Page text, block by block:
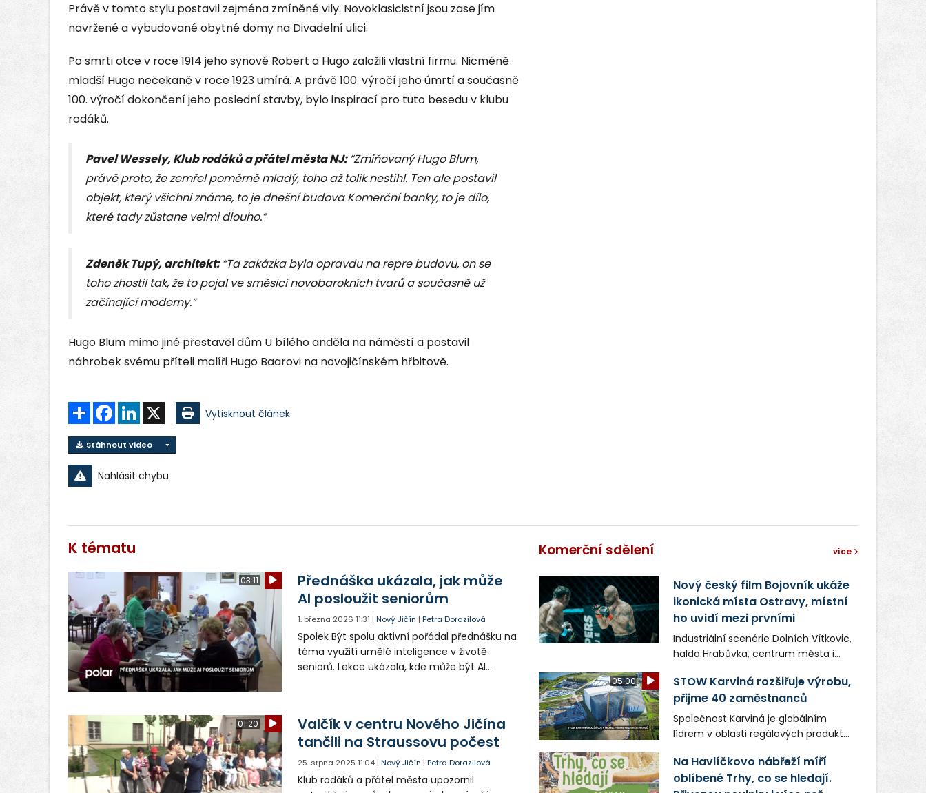
Právě v tomto stylu postavil zejména zmíněné vily. Novoklasicistní jsou zase jím
navržené a vybudované obytné domy na Divadelní ulici.
Po smrti otce v roce 1914 jeho synové Robert a Hugo založili vlastní firmu. Nicméně
mladší Hugo nečekaně v roce 1923 umírá. A právě 100. výročí jeho úmrtí a současně
100. výročí dokončení jeho poslední stavby, bylo inspirací pro tuto besedu v klubu
rodáků.
Pavel Wessely, Klub rodáků a přátel města NJ:“Zmiňovaný Hugo Blum,
právě proto, že zemřel poměrně mladý, toho až tolik nestihl. Ten ale postavil
objekt, který všichni známe, to je dnešní budova Komerční banky, to je dílo,
které tady zůstane velmi dlouho.”
Zdeněk Tupý, architekt:“Ta zakázka byla opravdu na repre budovu, on se
toho zhostil tak, že to pojal ve směsici novobarokních tvarů a současně už
začínající moderny.”
Hugo Blum mimo jiné přestavěl dům U bílého anděla na náměstí a postavil
náhrobek svému příteli malíři Hugo Baarovi na novojičínském hřbitově.
Sdílet FacebookLinkedIn Vytisknout článek
Stáhnout video
Nahlásit chybu
K tématu
03:11
Přednáška ukázala, jak může
AI posloužit seniorům
1. března 2026 11:31 |Nový Jičín |Petra Dorazilová
Spolek Být spolu aktivní pořádal přednášku na
téma využití umělé inteligence v životě
seniorů. Lekce ukázala, kde může být AI
01:20
Valčík v centru Nového Jičína
tančili na Straussovu počest
25. srpna 2025 11:04 |Nový Jičín |Petra Dorazilová
Klub rodáků a přátel města upozornil
Komerční sdělení více
Nový český film Bojovník ukáže
ikonická místa Ostravy, místní
ho uvidí mezi prvními
Industriální scenérie Dolních Vítkovic,
halda Hrabůvka, centrum města i
v novém filmu Bojovník, který vstoupí
do kin už 13. srpna. Režiséři Vojtěch
Frič a Tomáš Dianiška si
moravskoslezskou metropoli
nevybrali náhodou – její syrová
atmosféra se stala přirozenou
součástí příběhu bývalého
boxerského šampiona Hoffa (Milan
05:00
STOW Karviná rozšiřuje výrobu,
přijme 40 zaměstnanců
Společnost Karviná je globálním
lídrem v oblasti regálových produktů
zaměstnavatelem na Karvinsku a
firmou s obrovským potenciálem.
Na Havlíčkovo nábřeží míří
oblíbené Trhy, co se hledají.